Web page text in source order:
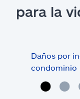
para la
Daños por
condominio